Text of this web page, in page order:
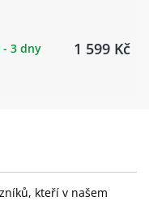
- 3 dny 1 599 Kč
kteří v našem